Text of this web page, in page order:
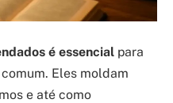
é essencial para
Eles moldam
e até como